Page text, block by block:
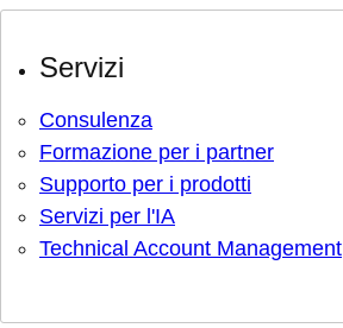
Servizi
Consulenza
Formazione per i partner
Supporto per i prodotti
Servizi per l'IA
Technical Account Management